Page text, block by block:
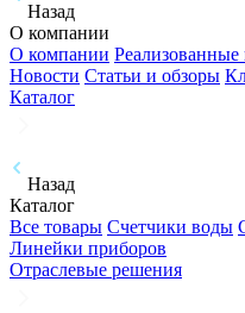
Назад
О компании
О компании Реализованные
Новости Статьи и обзоры
Каталог
Назад
Каталог
Все товары Счетчики воды
Линейки приборов
Отраслевые решения